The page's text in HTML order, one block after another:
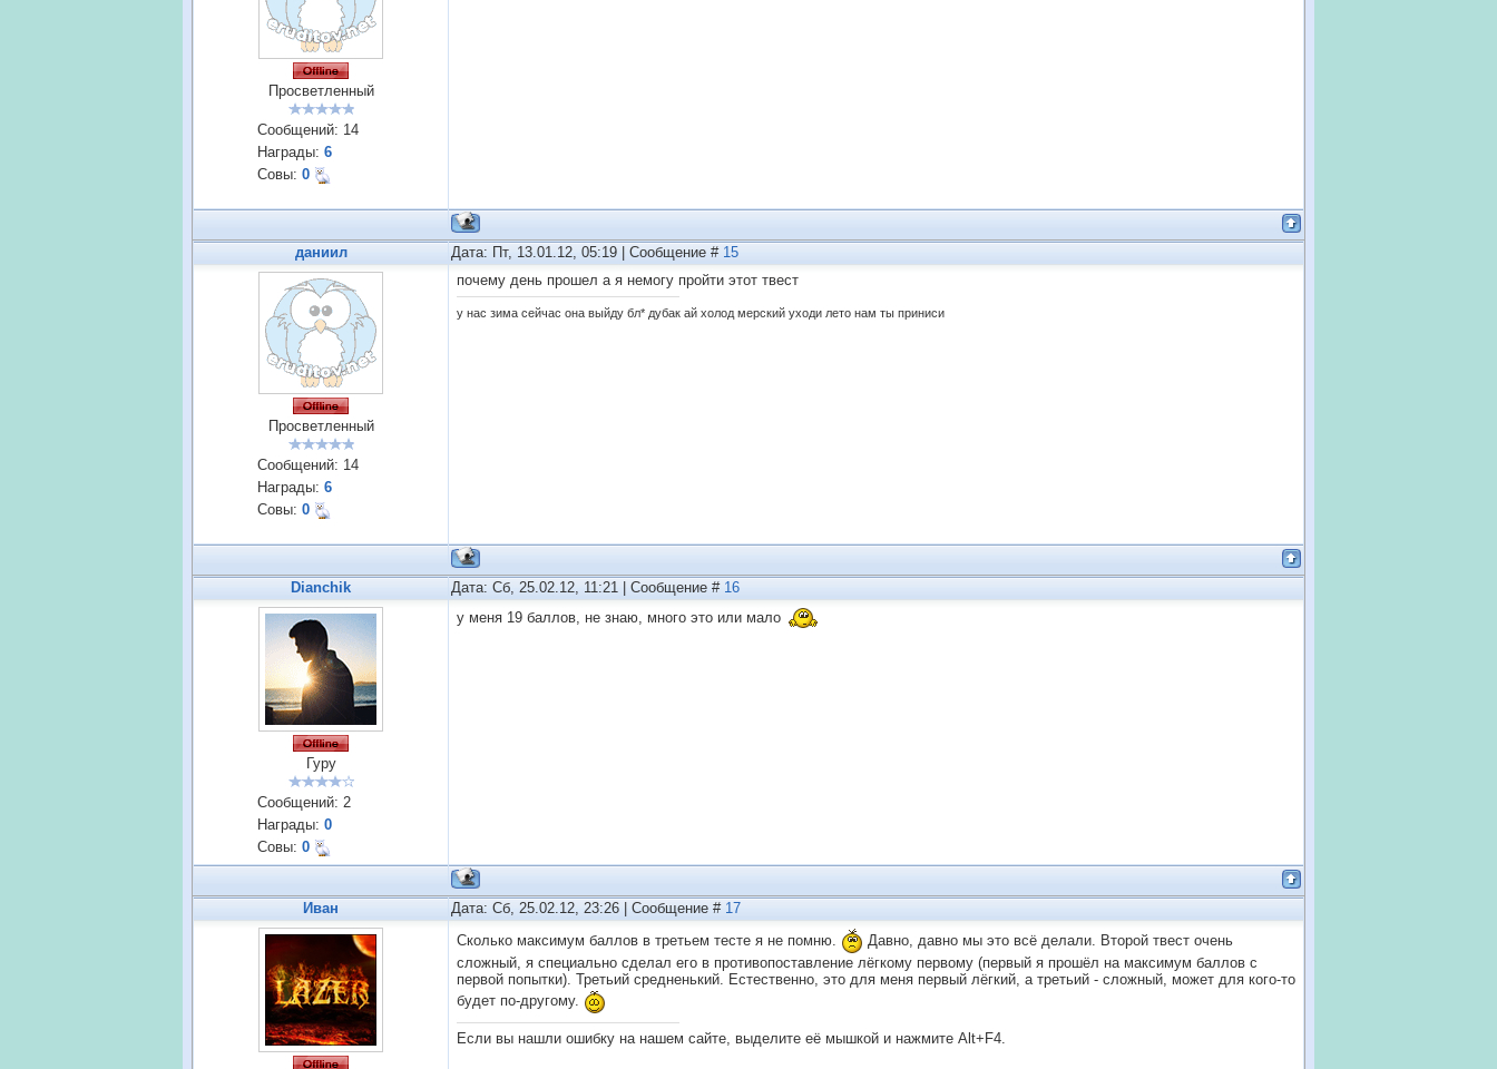
Просветленный
Сообщений: 14
Награды: 6
Совы: 0
даниил Дата: Пт, 13.01.12, 05:19 | Сообщение # 15
Просветленный
Сообщений: 14
Награды: 6
Совы: 0
почему день прошел а я немогу пройти этот твест
у нас зима сейчас она выйду бл* дубак ай холод мерский уходи лето нам ты приниси
Dianchik Дата: Сб, 25.02.12, 11:21 | Сообщение # 16
Гуру
Сообщений: 2
Награды: 0
Совы: 0
у меня 19 баллов, не знаю, много это или мало
Иван Дата: Сб, 25.02.12, 23:26 | Сообщение # 17
Сколько максимум баллов в третьем тесте я не помню.
Давно, давно мы это всё делали. Второй твест очень
сложный, я специально сделал его в противопоставление лёгкому первому (первый я прошёл на максимум баллов с
первой попытки). Третьий средненький. Естественно, это для меня первый лёгкий, а третьий - сложный, может для кого-то
будет по-другому.
Если вы нашли ошибку на нашем сайте, выделите её мышкой и нажмите Alt+F4.